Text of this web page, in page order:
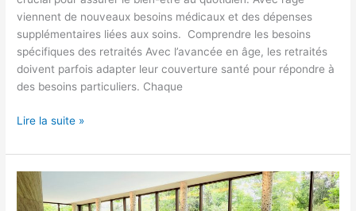
viennent de nouveaux besoins médicaux et des dépenses
supplémentaires liées aux soins. Comprendre les besoins
spécifiques des retraités Avec l’avancée en âge, les retraités
doivent parfois adapter leur couverture santé pour répondre à
des besoins particuliers. Chaque
Lire la suite »
Les
bénéfices